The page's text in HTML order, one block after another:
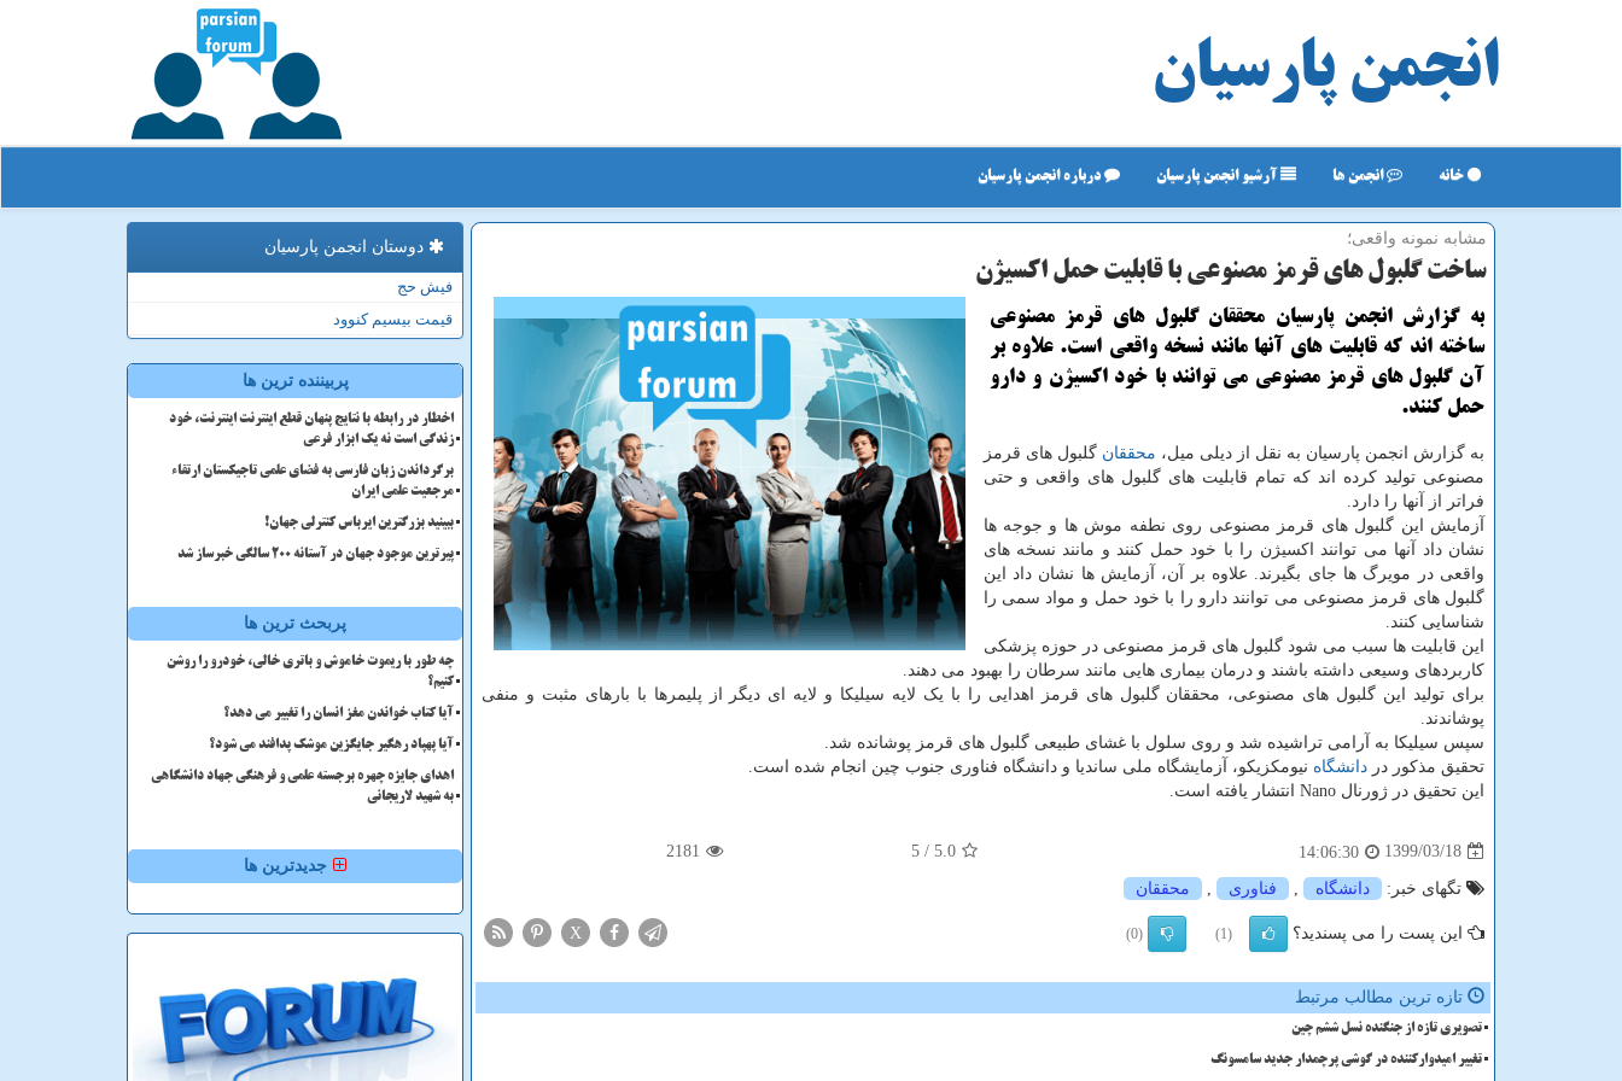
انجمن پارسیان
خانه انجمن ها آرشیو انجمن پارسیان درباره انجمن پارسیان
مشابه نمونه واقعی؛
ساخت گلبول های قرمز مصنوعی با قابلیت حمل اكسیژن
به گزارش انجمن پارسیان محققان گلبول های قرمز مصنوعی
ساخته اند كه قابلیت های آنها مانند نسخه واقعی است. علاوه بر
آن گلبول های قرمز مصنوعی می توانند با خود اكسیژن و دارو
حمل كنند.
به گزارش انجمن پارسیان به نقل از دیلی میل، محققان گلبول های قرمز
مصنوعی تولید کرده اند که تمام قابلیت های گلبول های واقعی و حتی
فراتر از آنها را دارد.
آزمایش این گلبول های قرمز مصنوعی روی نطفه موش ها و جوجه ها
نشان داد آنها می توانند اکسیژن را با خود حمل کنند و مانند نسخه های
واقعی در مویرگ ها جای بگیرند. علاوه بر آن، آزمایش ها نشان داد این
گلبول های قرمز مصنوعی می توانند دارو را با خود حمل و مواد سمی را
شناسایی کنند.
این قابلیت ها سبب می شود گلبول های قرمز مصنوعی در حوزه پزشکی
کاربردهای وسیعی داشته باشند و درمان بیماری هایی مانند سرطان را بهبود می دهند.
برای تولید این گلبول های مصنوعی، محققان گلبول های قرمز اهدایی را با یک لایه سیلیکا و لایه ای دیگر از پلیمرها با بارهای مثبت و منفی
پوشاندند.
سپس سیلیکا به آرامی تراشیده شد و روی سلول با غشای طبیعی گلبول های قرمز پوشانده شد.
تحقیق مذکور در دانشگاه نیومکزیکو، آزمایشگاه ملی ساندیا و دانشگاه فناوری جنوب چین انجام شده است.
این تحقیق در ژورنال Nano انتشار یافته است.
1399/03/18
14:06:30
5.0
/ 5
2181
تگهای خبر: دانشگاه فناوری محققان
این پست را می پسندید؟ (1)
(0)
X
تازه ترین مطالب مرتبط
تصویری تازه از جنگنده نسل ششم چین
تغییر امیدوارکننده در گوشی پرچمدار جدید سامسونگ
دوستان انجمن پارسیان
فیش حج
قیمت بیسیم کنوود
پربیننده ترین ها
اخطار در رابطه با نتایج پنهان قطع اینترنت اینترنت، خود
زندگی است نه یک ابزار فرعی
برگرداندن زبان فارسی به فضای علمی تاجیکستان ارتقاء
مرجعیت علمی ایران
ببینید بزرگترین ایرباس کنترلی جهان!
پیرترین موجود جهان در آستانه ۲۰۰ سالگی خبرساز شد
پربحث ترین ها
چه طور با ریموت خاموش و باتری خالی، خودرو را روشن
کنیم؟
آیا کتاب خواندن مغز انسان را تغییر می دهد؟
آیا پهپاد رهگیر جایگزین موشک پدافند می شود؟
اهدای جایزه چهره برجسته علمی و فرهنگی جهاد دانشگاهی
به شهید لاریجانی
جدیدترین ها